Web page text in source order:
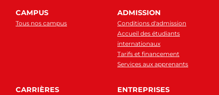
CAMPUS
Tous nos campus
ADMISSION
Conditions d'admission
Accueil des étudiants
internationaux
Tarifs et financement
Services aux apprenants
CARRIÈRES ENTREPRISES